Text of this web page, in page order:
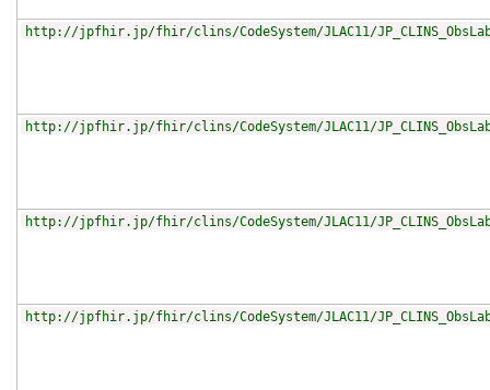
http://jpfhir.jp/fhir/clins/CodeSystem/JLAC11/
http://jpfhir.jp/fhir/clins/CodeSystem/JLAC11/
http://jpfhir.jp/fhir/clins/CodeSystem/JLAC11/
http://jpfhir.jp/fhir/clins/CodeSystem/JLAC11/